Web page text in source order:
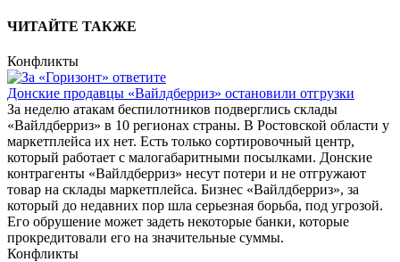
ЧИТАЙТЕ ТАКЖЕ
Конфликты
Донские продавцы «Вайлдберриз» остановили отгрузки
За неделю атакам беспилотников подверглись склады
«Вайлдберриз» в 10 регионах страны. В Ростовской области у
маркетплейса их нет. Есть только сортировочный центр,
который работает с малогабаритными посылками. Донские
контрагенты «Вайлдберриз» несут потери и не отгружают
товар на склады маркетплейса. Бизнес «Вайлдберриз», за
который до недавних пор шла серьезная борьба, под угрозой.
Его обрушение может задеть некоторые банки, которые
прокредитовали его на значительные суммы.
Конфликты